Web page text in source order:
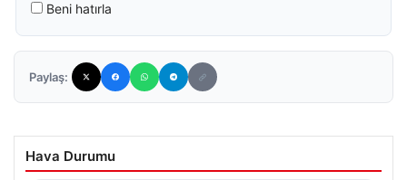
Beni hatırla
Paylaş:
Hava Durumu